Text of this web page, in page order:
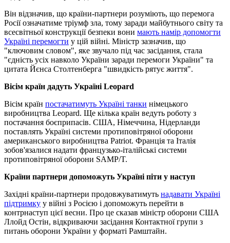
Він відзначив, що країни-партнери розуміють, що перемога
Росії означатиме тріумф зла, тому заради майбутнього світу та
всесвітньої конструкції безпеки вони мають намір допомогти
Україні перемогти у цій війні. Міністр зазначив, що
"ключовим словом", яке звучало під час засідання, стала
"єдність усіх навколо України заради перемоги України" та
цитата Йєнса Столтенберга "швидкість рятує життя".
Вісім країн дадуть Україні Leopard
Вісім країн постачатимуть Україні танки німецького
виробництва Leopard. Ще кілька країн ведуть роботу з
постачання боєприпасів. США, Німеччина, Нідерланди
поставлять Україні системи протиповітряної оборони
американського виробництва Patriot. Франція та Італія
зобов'язалися надати французько-італійські системи
протиповітряної оборони SAMP/T.
Країни партнери допоможуть Україні піти у наступ
Західні країни-партнери продовжуватимуть надавати Україні
підтримку у війні з Росією і допоможуть перейти в
контрнаступ цієї весни. Про це сказав міністр оборони США
Ллойд Остін, відкриваючи засідання Контактної групи з
питань оборони України у форматі Рамштайн.